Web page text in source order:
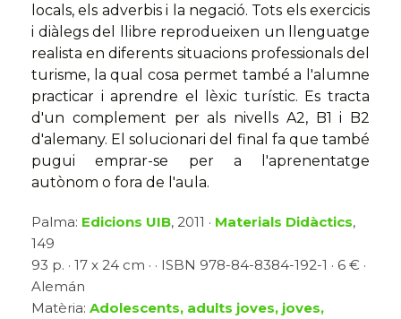
locals, els adverbis i la negació. Tots els exercicis
i diàlegs del llibre reprodueixen un llenguatge
realista en diferents situacions professionals del
turisme, la qual cosa permet també a l'alumne
practicar i aprendre el lèxic turístic. Es tracta
d'un complement per als nivells A2, B1 i B2
d'alemany. El solucionari del final fa que també
pugui emprar-se per a l'aprenentatge
autònom o fora de l'aula.
Palma: Edicions UIB, 2011 · Materials Didàctics,
149
93 p. · 17 x 24 cm · · ISBN 978-84-8384-192-1 · 6 € ·
Alemán
Matèria: Adolescents, adults joves, joves,